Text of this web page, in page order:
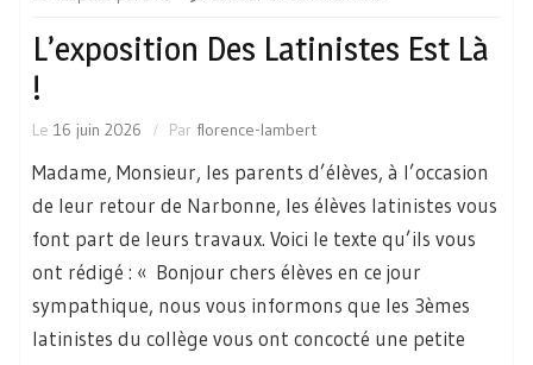
L’exposition Des Latinistes Est Là
!
Le 16 juin 2026 Par florence-lambert
Madame, Monsieur, les parents d’élèves, à l’occasion
de leur retour de Narbonne, les élèves latinistes vous
font part de leurs travaux. Voici le texte qu’ils vous
ont rédigé : « Bonjour chers élèves en ce jour
sympathique, nous vous informons que les 3èmes
latinistes du collège vous ont concocté une petite